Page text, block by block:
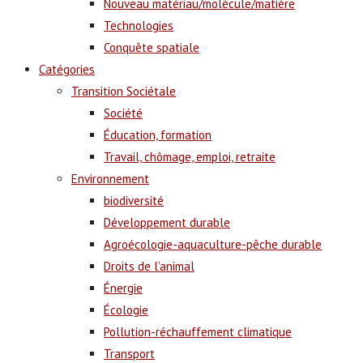
Nouveau matériau/molécule/matière
Technologies
Conquête spatiale
Catégories
Transition Sociétale
Société
Éducation, formation
Travail, chômage, emploi, retraite
Environnement
biodiversité
Développement durable
Agroécologie-aquaculture-pêche durable
Droits de l’animal
Énergie
Écologie
Pollution-réchauffement climatique
Transport